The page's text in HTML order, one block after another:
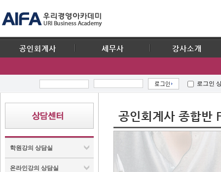
공인회계사 세무사 강사소개
로그인
학원강의 상담실
온라인강의 상담실
공인회계사 종합반